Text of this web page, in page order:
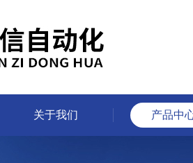
关于我们 产品中